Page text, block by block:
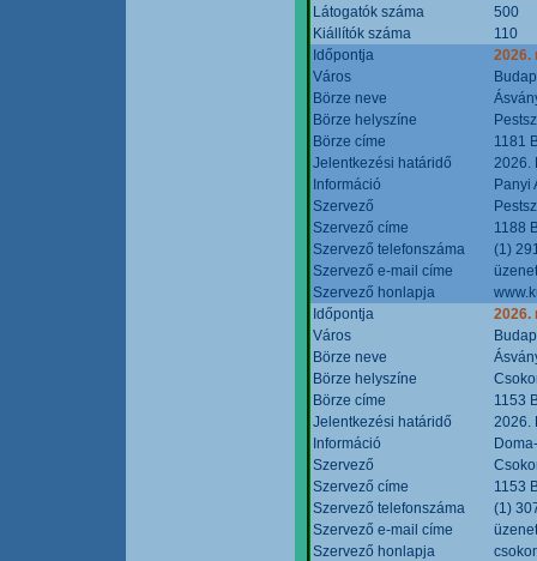
Látogatók száma
500
Kiállítók száma
110
Időpontja
2026.
Város
Börze neve
Börze helyszíne
Börze címe
1181
Jelentkezési határidő
2026.
Információ
Panyi
Szervező
Szervező címe
1188
Szervező telefonszáma
(1)
Szervező e-mail címe
Szervező honlapja
Időpontja
2026.
Város
Börze neve
Börze helyszíne
Börze címe
1153
Jelentkezési határidő
2026.
Információ
Szervező
Szervező címe
1153
Szervező telefonszáma
(1)
Szervező e-mail címe
Szervező honlapja